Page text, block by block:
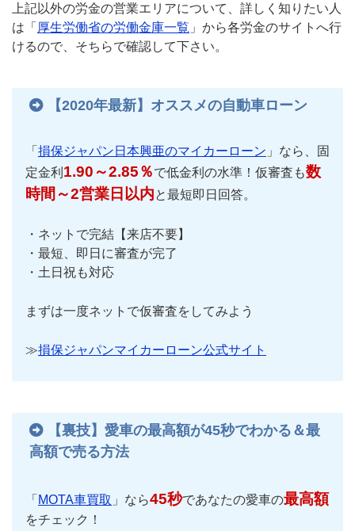
上記以外の労金の営業エリアについて、詳しく知りたい人
は「 厚生労働省の労働金庫一覧 」から各労金のサイトへ行
けるので、そちらで確認して下さい。
【2020年最新】オススメの自動車ローン
「 損保ジャパン日本興亜のマイカーローン 」なら、固
定金利 1.90～2.85％で低金利の水準！仮審査も数
時間～2営業日以内と最短即日回答。
・ネットで完結【来店不要】
・最短、即日に審査が完了
・土日祝も対応
まずは一度ネットで仮審査をしてみよう
≫損保ジャパンマイカーローン公式サイト
【裏技】愛車の最高額が45秒でわかる＆最
高額で売る方法
「 MOTA車買取 」なら45秒であなたの愛車の最高額
をチェック！